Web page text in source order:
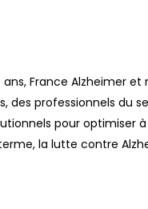
ans, France Alzheimer
des professionnels du
pour optimiser
la lutte contre